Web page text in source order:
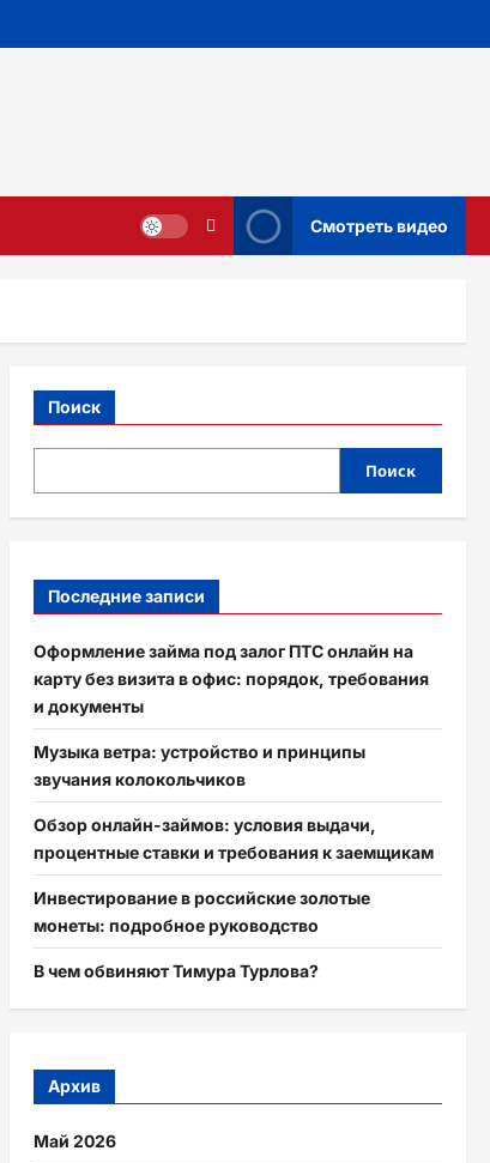
Смотреть видео
Поиск
Поиск
Последние записи
Оформление займа под залог ПТС онлайн на
карту без визита в офис: порядок, требования
и документы
Музыка ветра: устройство и принципы
звучания колокольчиков
Обзор онлайн-займов: условия выдачи,
процентные ставки и требования к заемщикам
Инвестирование в российские золотые
монеты: подробное руководство
В чем обвиняют Тимура Турлова?
Архив
Май 2026